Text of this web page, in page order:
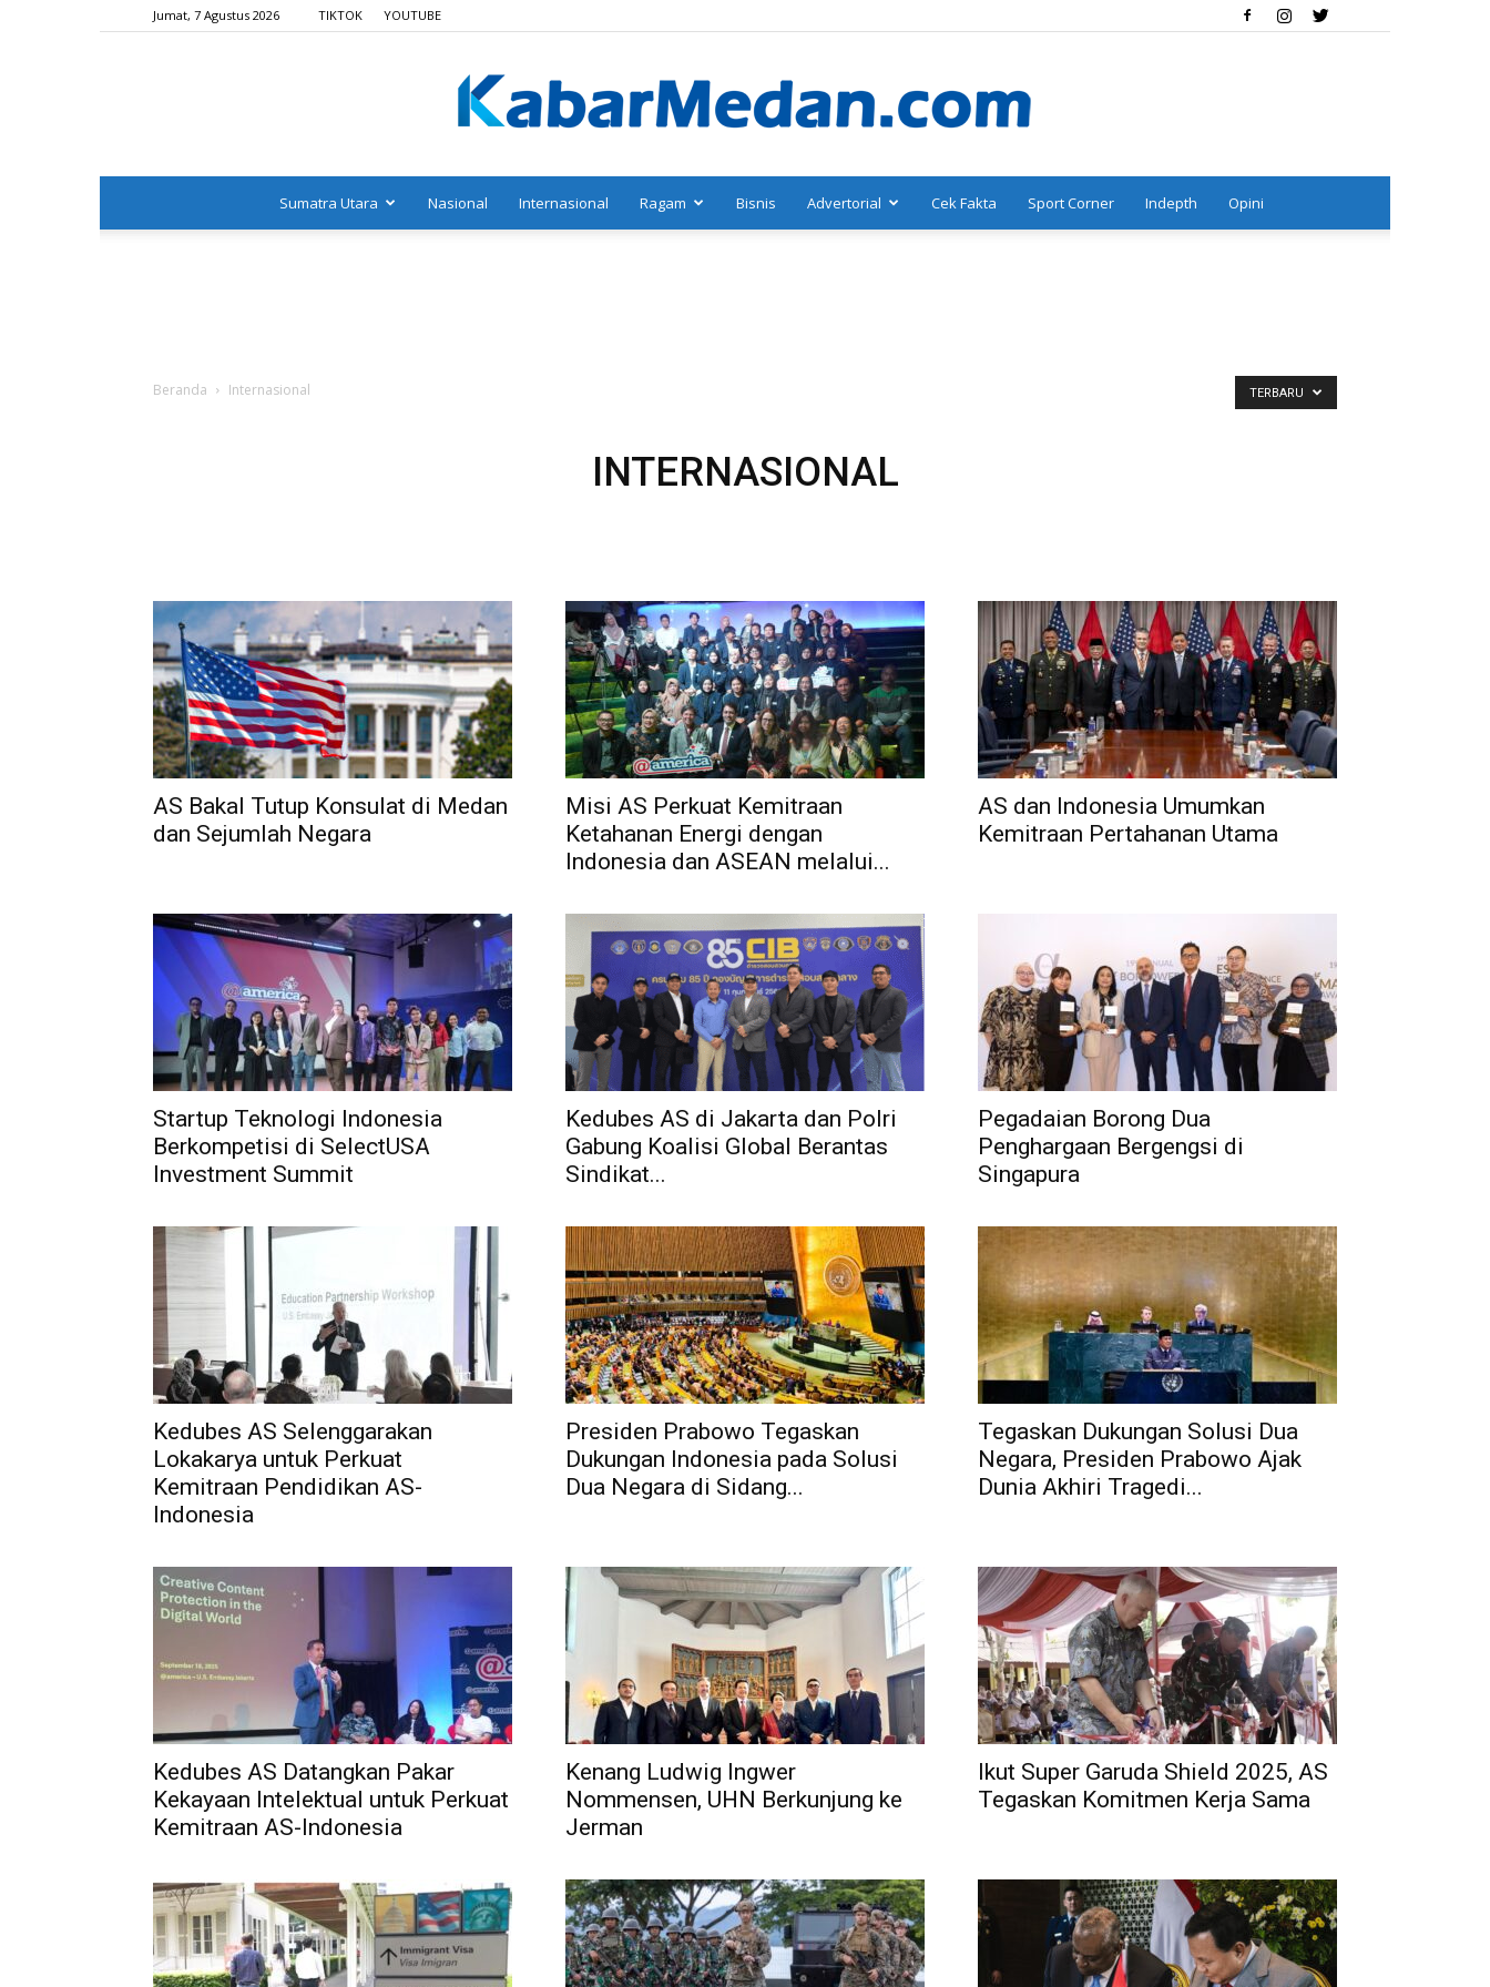
Jumat, 7 Agustus 2026 TIKTOK YOUTUBE
Sumatra Utara Nasional Internasional Ragam Bisnis Advertorial Cek Fakta Sport Corner Indepth Opini
Beranda Internasional
INTERNASIONAL
TERBARU
AS Bakal Tutup Konsulat di Medan
dan Sejumlah Negara
Misi AS Perkuat Kemitraan
Ketahanan Energi dengan
Indonesia dan ASEAN melalui...
AS dan Indonesia Umumkan
Kemitraan Pertahanan Utama
Startup Teknologi Indonesia
Berkompetisi di SelectUSA
Investment Summit
Kedubes AS di Jakarta dan Polri
Gabung Koalisi Global Berantas
Sindikat...
Pegadaian Borong Dua
Penghargaan Bergengsi di
Singapura
Kedubes AS Selenggarakan
Lokakarya untuk Perkuat
Kemitraan Pendidikan AS-
Indonesia
Presiden Prabowo Tegaskan
Dukungan Indonesia pada Solusi
Dua Negara di Sidang...
Tegaskan Dukungan Solusi Dua
Negara, Presiden Prabowo Ajak
Dunia Akhiri Tragedi...
Kedubes AS Datangkan Pakar
Kekayaan Intelektual untuk Perkuat
Kemitraan AS-Indonesia
Kenang Ludwig Ingwer
Nommensen, UHN Berkunjung ke
Jerman
Ikut Super Garuda Shield 2025, AS
Tegaskan Komitmen Kerja Sama